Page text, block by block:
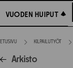
suoraan
sisältöön
VUODEN HUIPUT
VUODEN HUIPUT
ETUSIVU KILPAILUTYÖT
Arkisto